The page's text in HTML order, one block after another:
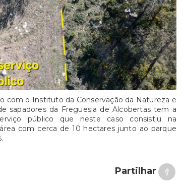
com o Instituto da Conservação da Natureza e
sapadores da Freguesia de Alcobertas tem a
público que neste caso consistiu na
com cerca de 10 hectares junto ao parque
Partilhar